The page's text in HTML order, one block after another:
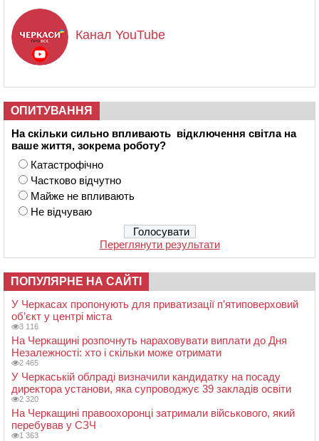
Канал YouTube
ОПИТУВАННЯ
На скільки сильно впливають відключення світла на
ваше життя, зокрема роботу?
Катастрофічно
Частково відчутно
Майже не впливають
Не відчуваю
Переглянути результати
ПОПУЛЯРНЕ НА САЙТІ
У Черкасах пропонують для приватизації п’ятиповерховий
об’єкт у центрі міста
3 116
На Черкащині розпочнуть нараховувати виплати до Дня
Незалежності: хто і скільки може отримати
2 465
У Черкаській облраді визначили кандидатку на посаду
директора установи, яка супроводжує 39 закладів освіти
2 320
На Черкащині правоохоронці затримали військового, який
перебував у СЗЧ
1 363